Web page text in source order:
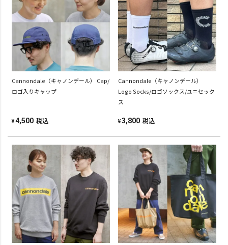
Cannondale（キャノンデール） Cap/
ロゴ入りキャップ
¥4,500 税込
Cannondale（キャノンデール）
Logo Socks/ロゴソックス/ユニセック
ス
¥3,800 税込